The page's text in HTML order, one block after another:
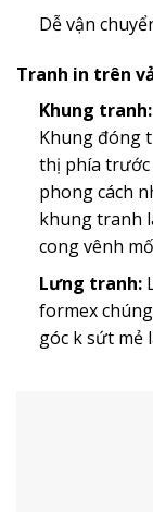
Dễ vận
Tranh in trên
Khung tranh:
Khung đóng
thị phía trước
phong cách
khung tranh
cong vênh
Lưng tranh:
formex
góc k sứt mẻ